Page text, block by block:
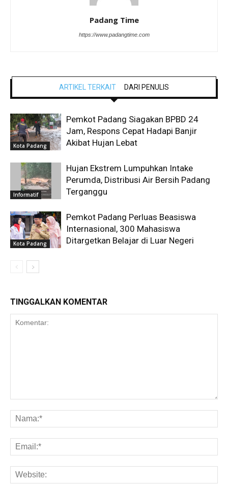
Padang Time
https://www.padangtime.com
ARTIKEL TERKAIT DARI PENULIS
Kota Padang
Pemkot Padang Siagakan BPBD 24
Jam, Respons Cepat Hadapi Banjir
Akibat Hujan Lebat
Informatif
Hujan Ekstrem Lumpuhkan Intake
Perumda, Distribusi Air Bersih Padang
Terganggu
Kota Padang
Pemkot Padang Perluas Beasiswa
Internasional, 300 Mahasiswa
Ditargetkan Belajar di Luar Negeri
TINGGALKAN KOMENTAR